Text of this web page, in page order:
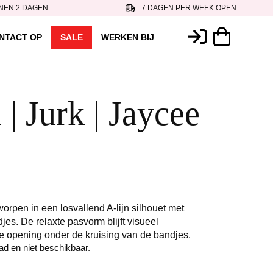
2 DAGEN 7 DAGEN PER WEEK OPEN
OP SALE WERKEN BIJ
Jurk | Jaycee
in een losvallend A-lijn silhouet met
De relaxte pasvorm blijft visueel
opening onder de kruising van de bandjes.
en niet beschikbaar.